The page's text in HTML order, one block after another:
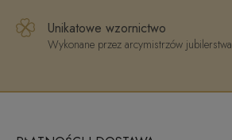
Unikatowe wzornictwo
Wykonane przez arcymistrzów jubilerstwa